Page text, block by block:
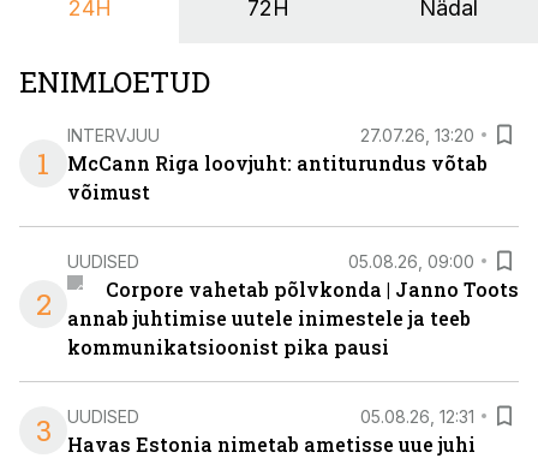
24H 72H Nädal
ENIMLOETUD
1
INTERVJUU 27.07.26, 13:20
McCann Riga loovjuht: antiturundus võtab
võimust
2
UUDISED 05.08.26, 09:00
Corpore vahetab põlvkonda | Janno Toots
annab juhtimise uutele inimestele ja teeb
kommunikatsioonist pika pausi
3 UUDISED 05.08.26, 12:31
Havas Estonia nimetab ametisse uue juhi